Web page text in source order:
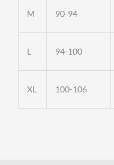
M 90-94
L 94-100
XL 100-106